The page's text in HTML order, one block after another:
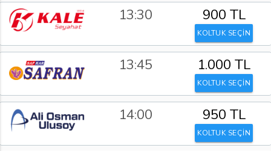
13:30 900 TL
KOLTUK SEÇİN
13:45 1.000 TL
KOLTUK SEÇİN
14:00 950 TL
KOLTUK SEÇİN